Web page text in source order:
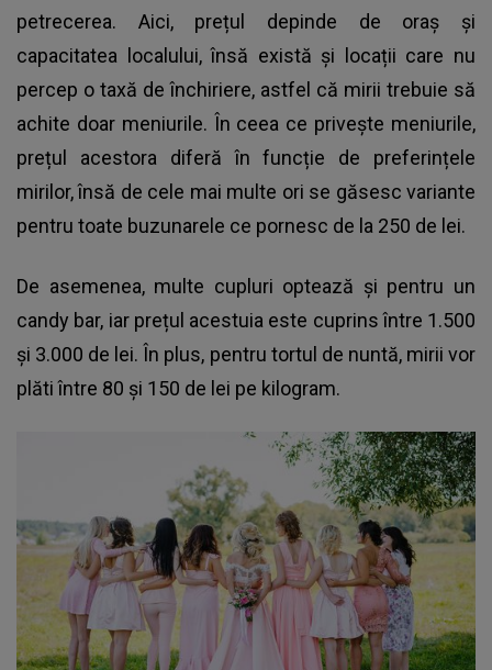
petrecerea. Aici, prețul depinde de oraș și
capacitatea localului, însă există și locații care nu
percep o taxă de închiriere, astfel că mirii trebuie să
achite doar meniurile. În ceea ce privește meniurile,
prețul acestora diferă în funcție de preferințele
mirilor, însă de cele mai multe ori se găsesc variante
pentru toate buzunarele ce pornesc de la 250 de lei.
De asemenea, multe cupluri optează și pentru un
candy bar, iar prețul acestuia este cuprins între 1.500
și 3.000 de lei. În plus, pentru tortul de nuntă, mirii vor
plăti între 80 și 150 de lei pe kilogram.